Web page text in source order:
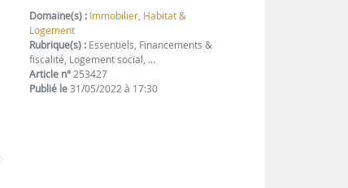
Domaine(s) : Immobilier, Habitat &
Logement
Rubrique(s) : Essentiels, Financements &
fiscalité, Logement social, …
Article n°253427
Publié le31/05/2022 à 17:30